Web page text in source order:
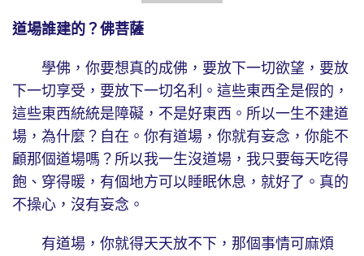
道場誰建的？佛菩薩
學佛，你要想真的成佛，要放下一切欲望，要放
下一切享受，要放下一切名利。這些東西全是假的，
這些東西統統是障礙，不是好東西。所以一生不建道
場，為什麼？自在。你有道場，你就有妄念，你能不
顧那個道場嗎？所以我一生沒道場，我只要每天吃得
飽、穿得暖，有個地方可以睡眠休息，就好了。真的
不操心，沒有妄念。
有道場，你就得天天放不下，那個事情可麻煩